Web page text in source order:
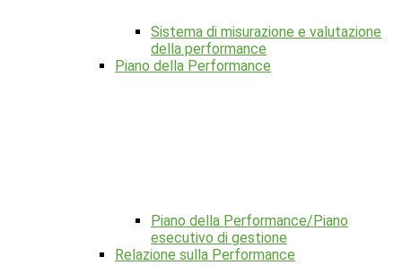
Sistema di misurazione e valutazione
della performance
Piano della Performance
Piano della Performance/Piano
esecutivo di gestione
Relazione sulla Performance